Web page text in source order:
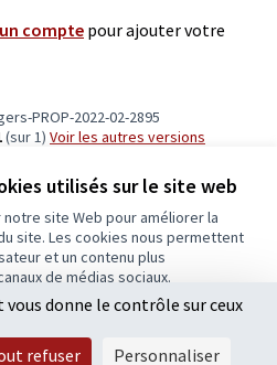
utilisés sur le site web
site Web pour améliorer la
site. Les cookies nous permettent
et un contenu plus
de médias sociaux.
accepter
les cookies essentiels
compte pour ajouter votre
PROP-2022-02-2895
(sur 1)
voir les autres versions
donne le contrôle sur ceux
refuser Personnaliser